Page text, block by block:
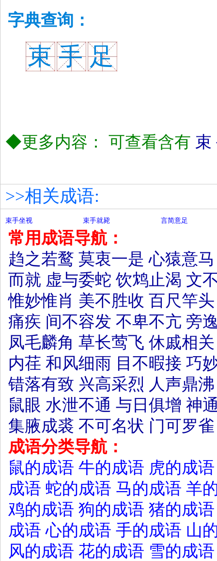
字典查询：
束 手 足
◆更多内容： 可查看含有 束
>>相关成语:
束手坐视 束手就毙 言简意足
常用成语导航：
趋之若鹜 莫衷一是 心猿意马
而就 虚与委蛇 饮鸩止渴 文
惟妙惟肖 美不胜收 百尺竿头
痛疾 间不容发 不卑不亢 旁
凤毛麟角 草长莺飞 休戚相关
内荏 和风细雨 目不暇接 巧
错落有致 兴高采烈 人声鼎沸
鼠眼 水泄不通 与日俱增 神
集腋成裘 不可名状 门可罗雀
成语分类导航：
鼠的成语 牛的成语 虎的成语
成语 蛇的成语 马的成语 羊
鸡的成语 狗的成语 猪的成语
成语 心的成语 手的成语 山
风的成语 花的成语 雪的成语